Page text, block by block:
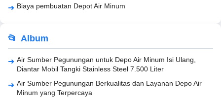
Biaya pembuatan Depot Air Minum
Album
Air Sumber Pegunungan untuk Depo Air Minum Isi Ulang,
Diantar Mobil Tangki Stainless Steel 7.500 Liter
Air Sumber Pegunungan Berkualitas dan Layanan Depo Air
Minum yang Terpercaya